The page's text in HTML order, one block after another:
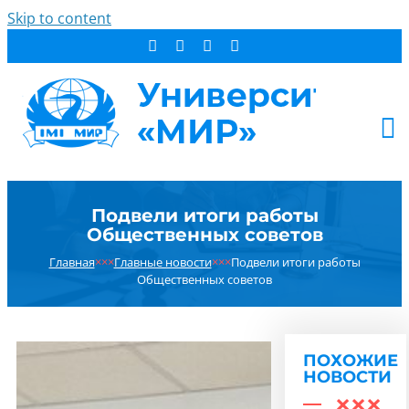
Skip to content
ОБ УНИВЕРСИТЕТЕ
НОВОСТИ
Подвели итоги работы
Общественных советов
Главная×××Главные новости×××Подвели итоги работы
Общественных советов
ПОХОЖИЕ
НОВОСТИ